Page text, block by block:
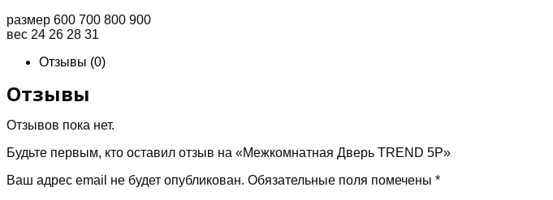
размер 600 700 800 900
вес 24 26 28 31
Отзывы (0)
Отзывы
Отзывов пока нет.
Будьте первым, кто оставил отзыв на «Межкомнатная Дверь TREND 5P»
Ваш адрес email не будет опубликован. Обязательные поля помечены *